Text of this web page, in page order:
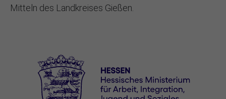
Mitteln des Landkreises Gießen.